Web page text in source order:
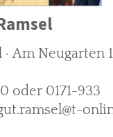
Am Neugarten
oder 0171-933